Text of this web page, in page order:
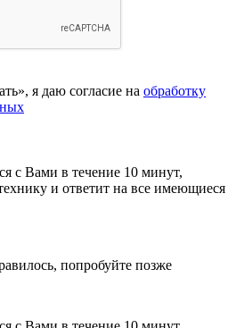
я даю согласие на обработку
с Вами в течение 10 минут,
и ответит на все имеющиеся
попробуйте позже